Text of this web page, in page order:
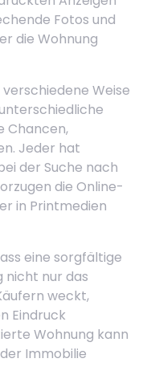
Fotos und
die Wohnung
Weise
Chancen,
Jeder hat
der Suche nach
die Online-
in Printmedien
eine sorgfältige
nicht nur das
weckt,
Eindruck
Wohnung kann
Immobilie